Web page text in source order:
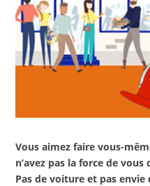
Vous aimez faire vous-
n’avez pas la force de vous
Pas de voiture et pas